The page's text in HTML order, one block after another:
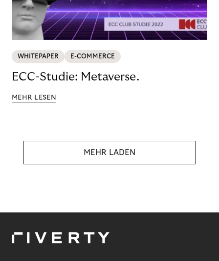
WHITEPAPER E-COMMERCE
ECC-Studie: Metaverse.
MEHR LESEN
MEHR LADEN